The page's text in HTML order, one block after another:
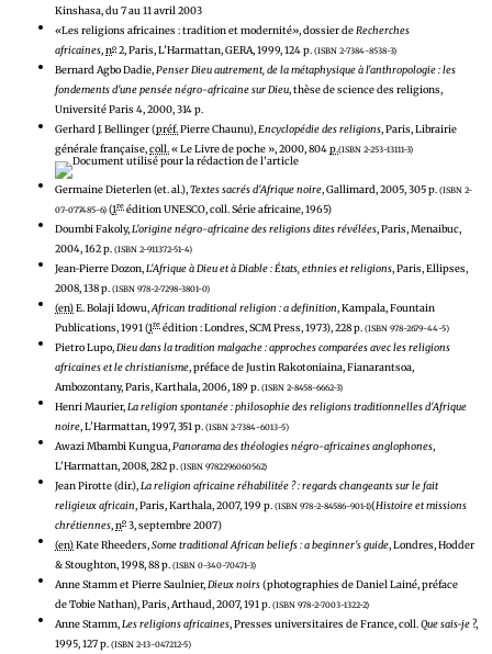
Kinshasa, du 7 au 11 avril 2003
«Les religions africaines : tradition et modernité», dossier deRecherches
africaines,no 2, Paris, L'Harmattan, GERA, 1999, 124 p. (ISBN 2-7384-8538-3)
Bernard Agbo Dadie,Penser Dieu autrement, de la métaphysique à l'anthropologie : les
fondements d'une pensée négro-africaine sur Dieu, thèse de science des religions,
Université Paris 4, 2000, 314 p.
Gerhard J. Bellinger (préf.Pierre Chaunu),Encyclopédie des religions, Paris, Librairie
générale française,coll.« Le Livre de poche »,2000, 804p.(ISBN 2-253-13111-3)
Germaine Dieterlen (et. al.),Textes sacrés d'Afrique noire, Gallimard, 2005, 305 p. (ISBN 2-
07-077485-6) (1re édition UNESCO, coll. Série africaine, 1965)
Doumbi Fakoly,L'origine négro-africaine des religions dites révélées, Paris, Menaibuc,
2004, 162 p. (ISBN 2-911372-51-4)
Jean-Pierre Dozon,L'Afrique à Dieu et à Diable : États, ethnies et religions, Paris, Ellipses,
2008, 138 p. (ISBN 978-2-7298-3801-0)
(en)E. Bolaji Idowu,African traditional religion : a definition, Kampala, Fountain
Publications, 1991 (1re édition : Londres, SCM Press, 1973), 228 p. (ISBN 978-2679-44-5)
Pietro Lupo,Dieu dans la tradition malgache : approches comparées avec les religions
africaines et le christianisme, préface de Justin Rakotoniaina, Fianarantsoa,
Ambozontany, Paris, Karthala, 2006, 189 p. (ISBN 2-8458-6662-3)
Henri Maurier,La religion spontanée : philosophie des religions traditionnelles d'Afrique
noire, L'Harmattan, 1997, 351 p. (ISBN 2-7384-6013-5)
Awazi Mbambi Kungua,Panorama des théologies négro-africaines anglophones,
L'Harmattan, 2008, 282 p. (ISBN 9782296060562)
Jean Pirotte (dir.),La religion africaine réhabilitée ? : regards changeants sur le fait
religieux africain, Paris, Karthala, 2007, 199 p. (ISBN 978-2-84586-901-1)(Histoire et missions
chrétiennes,no 3, septembre 2007)
(en)Kate Rheeders,Some traditional African beliefs : a beginner's guide, Londres, Hodder
& Stoughton, 1998, 88 p. (ISBN 0-340-70471-3)
Anne Stamm et Pierre Saulnier,Dieux noirs(photographies de Daniel Lainé, préface
de Tobie Nathan), Paris, Arthaud, 2007, 191 p. (ISBN 978-2-7003-1322-2)
Anne Stamm,Les religions africaines, Presses universitaires de France, coll.Que sais-je?,
1995, 127 p. (ISBN 2-13-047212-5)